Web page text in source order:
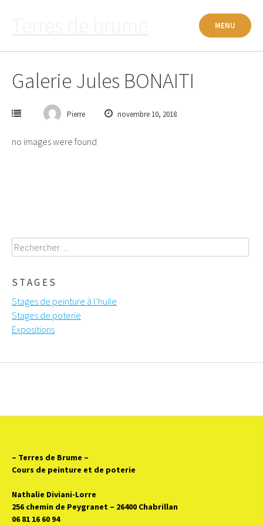
MENU
Galerie Jules BONAITI
Pierre novembre 10, 2018
no images were found
Rechercher :
STAGES
Stages de peinture à l’huile
Stages de poterie
Expositions
– Terres de Brume –
Cours de peinture et de poterie
Nathalie Diviani-Lorre
256 chemin de Peygranet – 26400 Chabrillan
06 81 16 60 94